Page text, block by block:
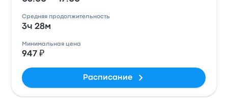
Средняя продолжительность
3ч 28м
Минимальная цена
947 ₽
Расписание